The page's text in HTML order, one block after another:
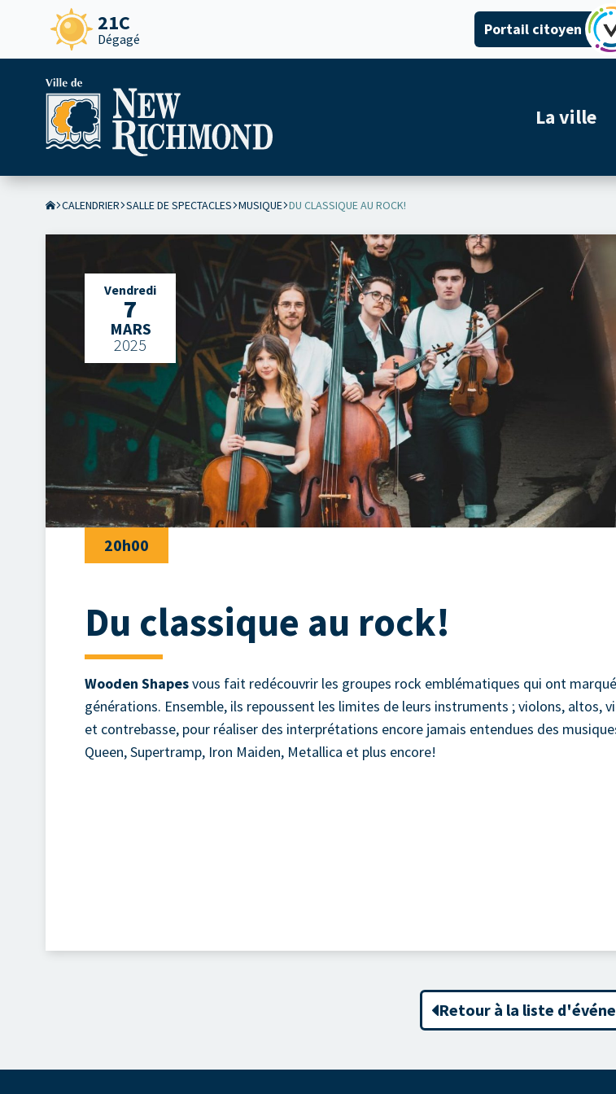
21C
Dégagé
Portail citoyen
La ville
CALENDRIER SALLE DE SPECTACLES MUSIQUE DU CLASSIQUE AU ROCK!
Vendredi
7
MARS
2025
20h00
Du classique au rock!
Wooden Shapesvous fait redécouvrir les groupes rock emblématiques qui ont
générations. Ensemble, ils repoussent les limites de leurs instruments ; violons, altos,
et contrebasse, pour réaliser des interprétations encore jamais entendues des
Queen, Supertramp, Iron Maiden, Metallica et plus encore!
Retour à la liste